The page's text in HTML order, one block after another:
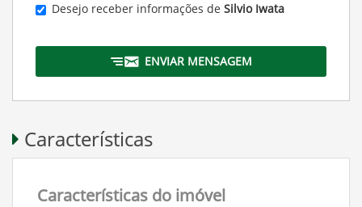
Desejo receber informações de Silvio Iwata
ENVIAR MENSAGEM
Características
Características do imóvel